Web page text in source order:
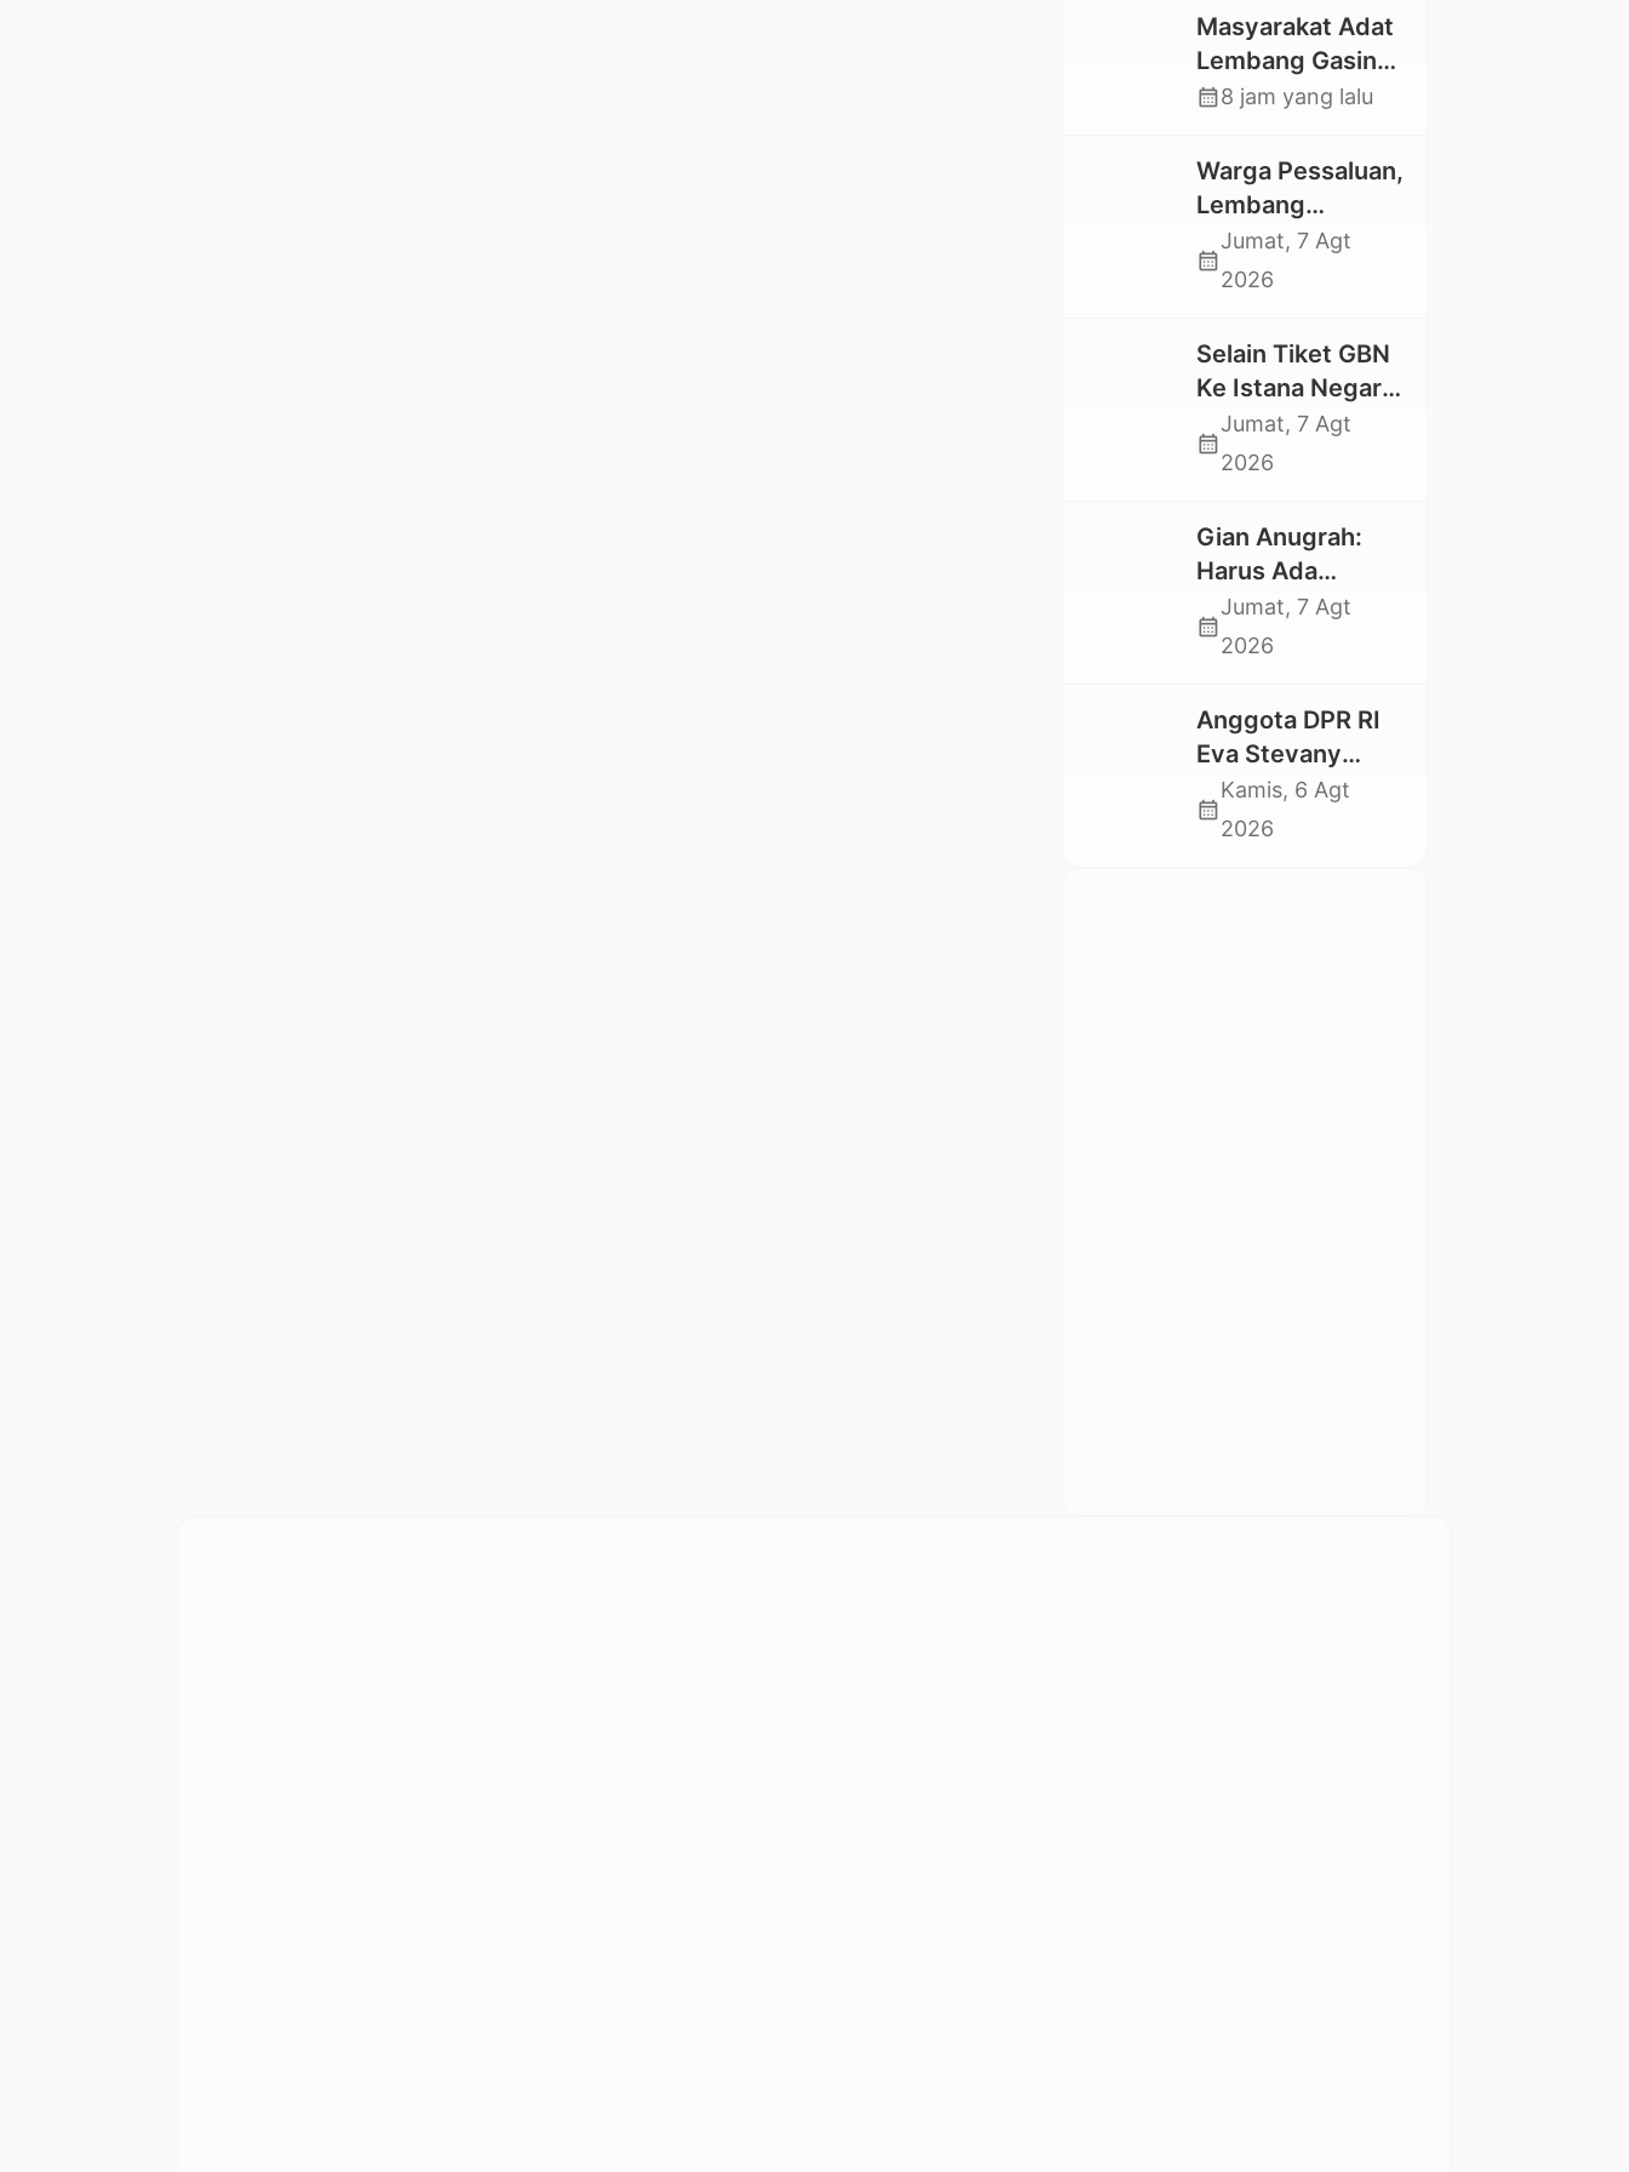
Masyarakat Adat
Lembang Gasing
Mengkendek Usir
yang Rusak
Kawasan Hutan
calendar_month8 jam yang lalu
Warga Pessaluan,
Lembang
Gandangbatu
Swadaya Cor
calendar_month
Jumat, 7 Agt
2026
Selain Tiket GBN
Ke Istana Negara,
Mahasiswa UKI
Toraja Oktavia
Pekan Seni
Mahasiswa
calendar_month
Jumat, 7 Agt
2026
Gian Anugrah:
Harus Ada
Kepastian Hukum
Hilangnya Stoner,
tidak Larut dalam
Trauma dan
Kesedihan
Berkepanjangan
calendar_month
Jumat, 7 Agt
2026
Anggota DPR RI
Eva Stevany
Rataba Salurkan
Bantuan Bagi
calendar_month
Kamis, 6 Agt
2026